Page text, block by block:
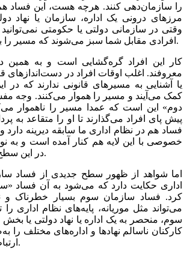
را سازمان‌دهی کنند. هرچه هست، این فساد
مرزهای درونی یک اداره، سازمان یا نهاد
وقتی در سازمانی دولتی یا حکومتی
افرادی مقابل شما سبز می‌شوند که مسیر را برای شما هموار کنند.
معروفند. اغلب اوقات افراد در دست‌اندازهای
یا آشنایی به مسیرهای قانونی ندارند که در
کمک می‌آیند و مسیر را هموار می‌کنند. وجه
دوم» این است که عمدا مسیر را ناهموار
پیش پای افراد می‌گذارند تا او را متقاعد به
فساد هم در نظام اداری ما سابقه دیرینه
خصوصی با این لایه هم کنار آمده است و به
در این سطح را پیش‌بینی می‌کند.
اداری حکایت دارد که می‌شود به آن فساد
کرد. فساد سازمان سوم بسیار خطرناک و
می‌تواند مثل موریانه، پایه‌های نظام اداری
سوم، منحصر به یک اداره یا نهاد دولتی یا
کارکنان ناسالم نهادها و اداره‌های مختلف را
ارتباط با هم قرار می‌دهد.